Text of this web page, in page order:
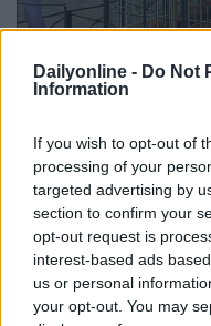
Dailyonline - Do Not
Information
If you wish to opt-out of
processing of your
targeted advertising by
section to confirm your
opt-out request is
interest-based ads
us or personal
your opt-out. You may
Redazione
The Flo by Real
PS5” di Sony